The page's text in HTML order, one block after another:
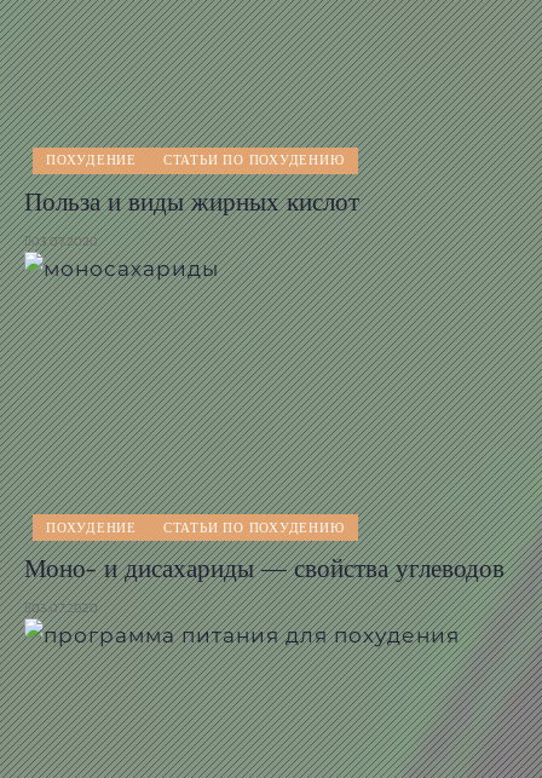
ПОХУДЕНИЕ СТАТЬИ ПО ПОХУДЕНИЮ
Польза и виды жирных кислот
03.07.2020
ПОХУДЕНИЕ СТАТЬИ ПО ПОХУДЕНИЮ
Моно- и дисахариды — свойства углеводов
03.07.2020